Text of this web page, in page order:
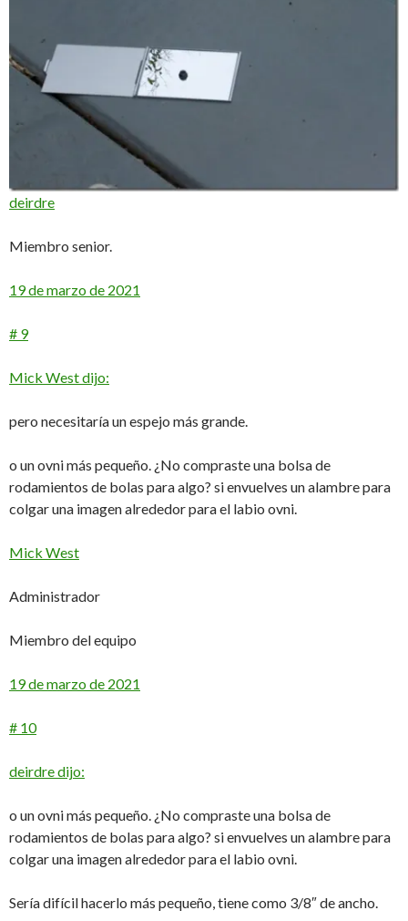
deirdre
Miembro senior.
19 de marzo de 2021
# 9
Mick West dijo:
pero necesitaría un espejo más grande.
o un ovni más pequeño. ¿No compraste una bolsa de
rodamientos de bolas para algo? si envuelves un alambre para
colgar una imagen alrededor para el labio ovni.
Mick West
Administrador
Miembro del equipo
19 de marzo de 2021
# 10
deirdre dijo:
o un ovni más pequeño. ¿No compraste una bolsa de
rodamientos de bolas para algo? si envuelves un alambre para
colgar una imagen alrededor para el labio ovni.
Sería difícil hacerlo más pequeño, tiene como 3/8″ de ancho.